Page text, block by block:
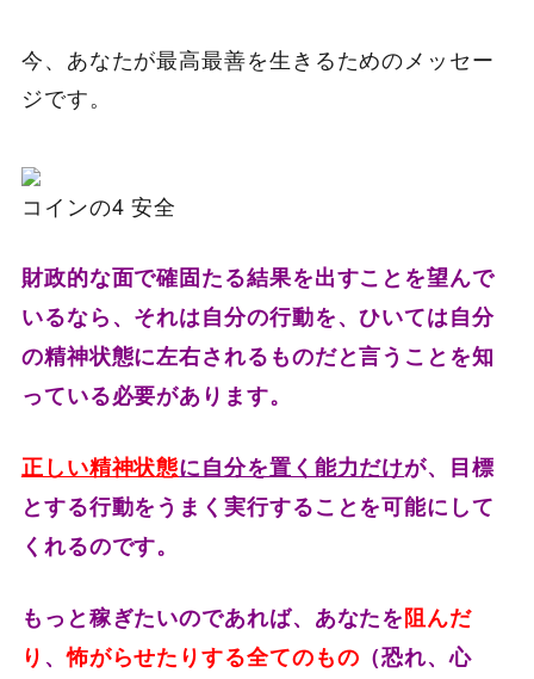
今、あなたが最高最善を生きるためのメッセー
ジです。
コインの4 安全
財政的な面で確固たる結果を出すことを望んで
いるなら、それは自分の行動を、ひいては自分
の精神状態に左右されるものだと言うことを知
っている必要があります。
正しい精神状態に自分を置く能力だけが、目標
とする行動をうまく実行することを可能にして
くれるのです。
もっと稼ぎたいのであれば、あなたを阻んだ
り、怖がらせたりする全てのもの （恐れ、心